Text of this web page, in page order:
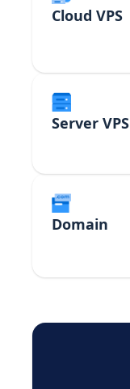
Cloud VPS
Server VPS
Domain